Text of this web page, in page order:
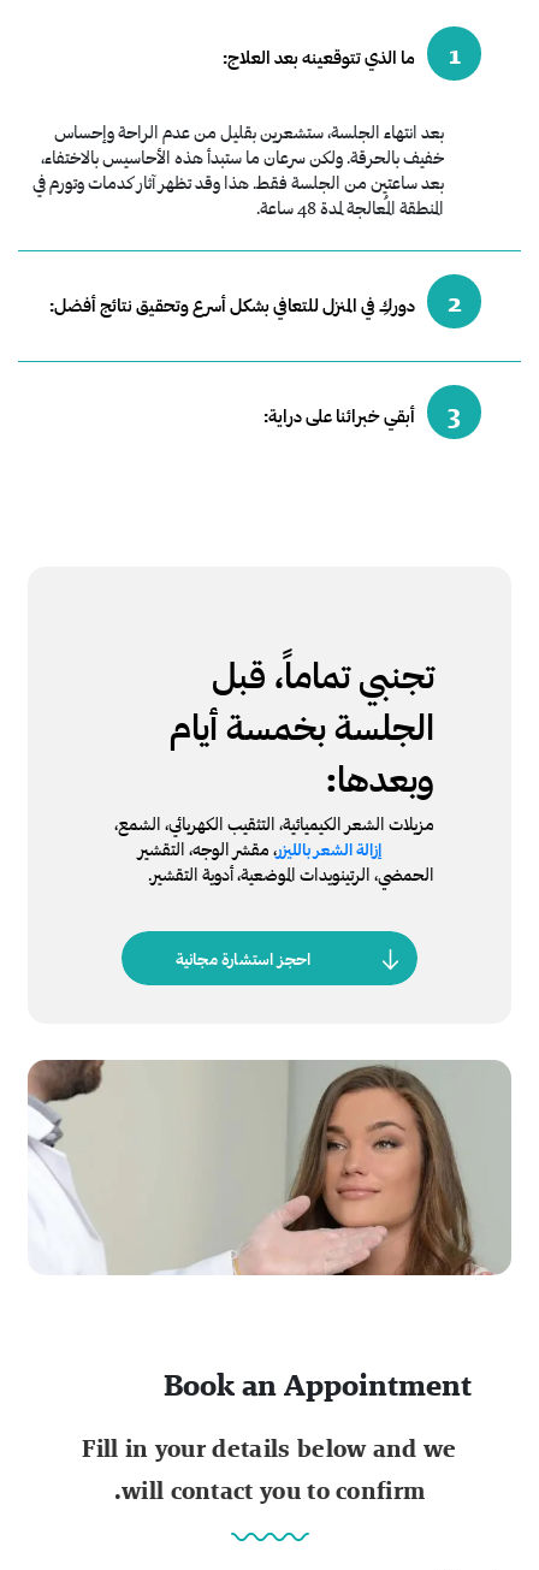
1 ما الذي تتوقعينه بعد العلاج:
بعد انتهاء الجلسة، ستشعرين بقليل من عدم الراحة وإحساس
خفيف بالحرقة. ولكن سرعان ما ستبدأ هذه الأحاسيس بالاختفاء،
بعد ساعتين من الجلسة فقط. هذا وقد تظهر آثار كدمات وتورم في
المنطقة المُعالجة لمدة 48 ساعة.
2 دوركِ في المنزل للتعافي بشكل أسرع وتحقيق نتائج أفضل:
3 أبقي خبرائنا على دراية:
تجنبي تماماً، قبل
الجلسة بخمسة أيام
وبعدها:
مزيلات الشعر الكيميائية، التثقيب الكهربائي، الشمع،
إزالة الشعر بالليزر، مقشر الوجه، التقشير
الحمضي، الرتينويدات الموضعية، أدوية التقشير.
احجز استشارة مجانية
Book an Appointment
Fill in your details below and we
will contact you to confirm.